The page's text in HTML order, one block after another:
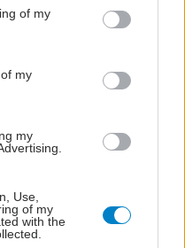
You may click to
its third-party tags to
in below Google
of my
my
my
Use,
of my
with the
Κήπος στο σπίτι και
πάρκα στη γειτονιά
[μελέτη]